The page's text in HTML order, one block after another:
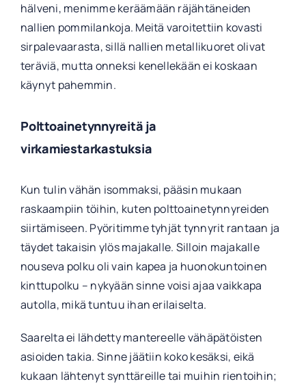
hälveni, menimme keräämään räjähtäneiden
nallien pommilankoja. Meitä varoitettiin kovasti
sirpalevaarasta, sillä nallien metallikuoret olivat
teräviä, mutta onneksi kenellekään ei koskaan
käynyt pahemmin.
Polttoainetynnyreitä ja
virkamiestarkastuksia
Kun tulin vähän isommaksi, pääsin mukaan
raskaampiin töihin, kuten polttoainetynnyreiden
siirtämiseen. Pyöritimme tyhjät tynnyrit rantaan ja
täydet takaisin ylös majakalle. Silloin majakalle
nouseva polku oli vain kapea ja huonokuntoinen
kinttupolku – nykyään sinne voisi ajaa vaikkapa
autolla, mikä tuntuu ihan erilaiselta.
Saarelta ei lähdetty mantereelle vähäpätöisten
asioiden takia. Sinne jäätiin koko kesäksi, eikä
kukaan lähtenyt synttäreille tai muihin rientoihin;